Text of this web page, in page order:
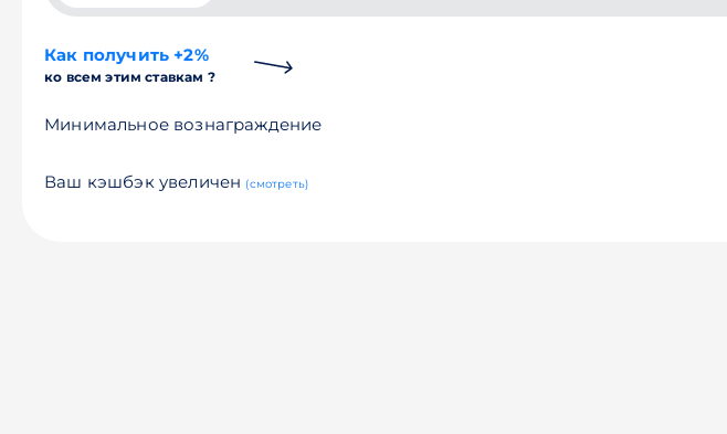
Как получить +2%
ко всем этим ставкам ?
Минимальное вознаграждение
Ваш кэшбэк увеличен (смотреть)